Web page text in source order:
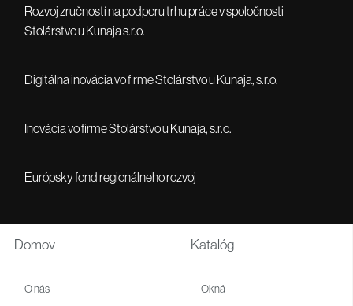
Rozvoj zručností na podporu trhu práce v spoločnosti
Stolárstvo u Kunaja s.r.o.
Digitálna inovácia vo firme Stolárstvo u Kunaja, s.r.o.
Inovácia vo firme Stolárstvo u Kunaja, s.r.o.
Európsky fond regionálneho rozvoj
Domov
O nás
Katalóg
Okná